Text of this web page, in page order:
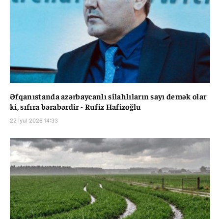
Əfqanıstanda azərbaycanlı silahlıların sayı demək olar
ki, sıfıra bərabərdir - Rufiz Hafizoğlu
22 İyul 2026 14:33